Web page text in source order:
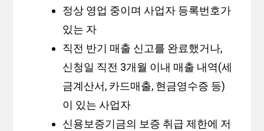
정상 영업 중이며 사업자 등록번호가
있는 자
직전 반기 매출 신고를 완료했거나,
신청일 직전 3개월 이내 매출 내역(세
금계산서, 카드매출, 현금영수증 등)
이 있는 사업자
신용보증기금의 보증 취급 제한에 저